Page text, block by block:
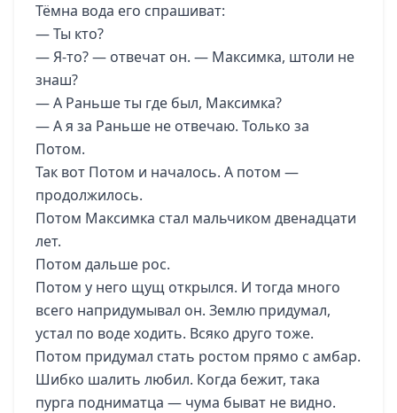
Тёмна вода его спрашиват:
— Ты кто?
— Я-то? — отвечат он. — Максимка, штоли не
знаш?
— А Раньше ты где был, Максимка?
— А я за Раньше не отвечаю. Только за
Потом.
Так вот Потом и началось. А потом —
продолжилось.
Потом Максимка стал мальчиком двенадцати
лет.
Потом дальше рос.
Потом у него щущ открылся. И тогда много
всего напридумывал он. Землю придумал,
устал по воде ходить. Всяко друго тоже.
Потом придумал стать ростом прямо с амбар.
Шибко шалить любил. Когда бежит, така
пурга подниматца — чума быват не видно.